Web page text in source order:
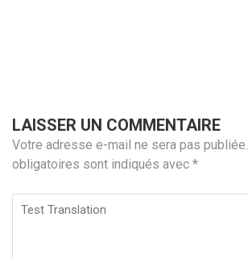
LAISSER UN COMMENTAIRE
Votre adresse e-mail ne sera pas publiée.
obligatoires sont indiqués avec *
Test